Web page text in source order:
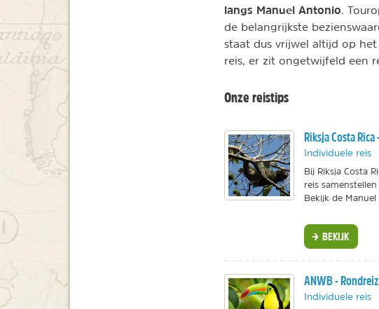
langs Manuel Antonio.
de belangrijkste
staat dus vrijwel altijd op
reis, er zit ongetwijfeld een
Onze reistips
Riksja Costa
Individuele reis
Bij Riksja Costa
reis
Bekijk de
BEKIJK
ANWB -
Individuele reis